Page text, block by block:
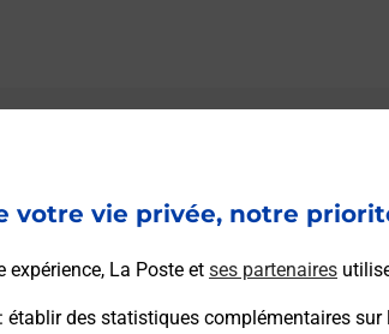
votre vie privée, notre
expérience, La Poste et ses partenaires
: établir des statistiques complémentaires
La Poste
du courrier lundià 09h30